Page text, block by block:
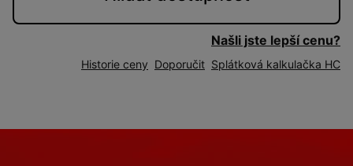
Našli jste lepší cenu?
Historie ceny Doporučit Splátková kalkulačka HC